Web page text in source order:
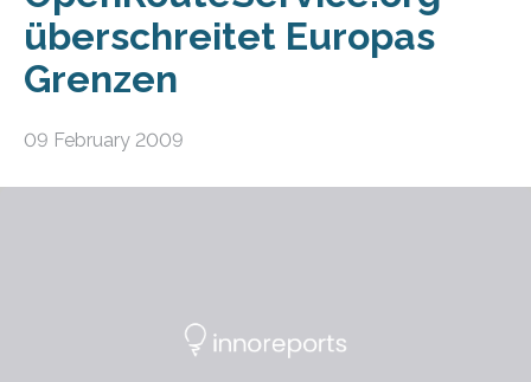
überschreitet Europas
Grenzen
09 February 2009